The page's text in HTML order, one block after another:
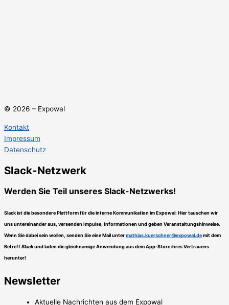
© 2026 – Expowal
Kontakt
Impressum
Datenschutz
Slack-Netzwerk
Werden Sie Teil unseres Slack-Netzwerks!
Slack ist die besondere Plattform für die interne Kommunikation im Expowal: Hier tauschen wir
uns untereinander aus, versenden Impulse, Informationen und geben Veranstaltungshinweise.
Wenn Sie dabei sein wollen, senden Sie eine Mail untermathias.kuerschner@expowal.demit dem
BetreffSlackund laden die gleichnamige Anwendung aus dem App-Store ihres Vertrauens
herunter!
Newsletter
Aktuelle Nachrichten aus dem Expowal